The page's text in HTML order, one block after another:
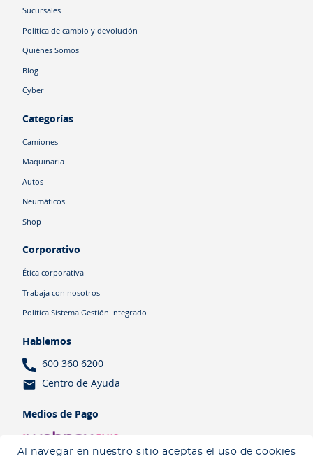
Al navegar en nuestro sitio aceptas el uso de cookies
Sucursales
Política de cambio y devolución
Quiénes Somos
Blog
Cyber
Categorías
Camiones
Maquinaria
Autos
Neumáticos
Shop
Corporativo
Ética corporativa
Trabaja con nosotros
Política Sistema Gestión Integrado
Hablemos
600 360 6200
Centro de Ayuda
Medios de Pago